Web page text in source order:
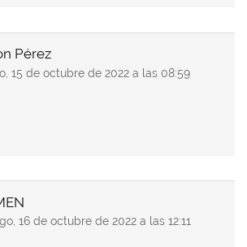
Pérez
15 de octubre de 2022 a las 08:59
16 de octubre de 2022 a las 12:11